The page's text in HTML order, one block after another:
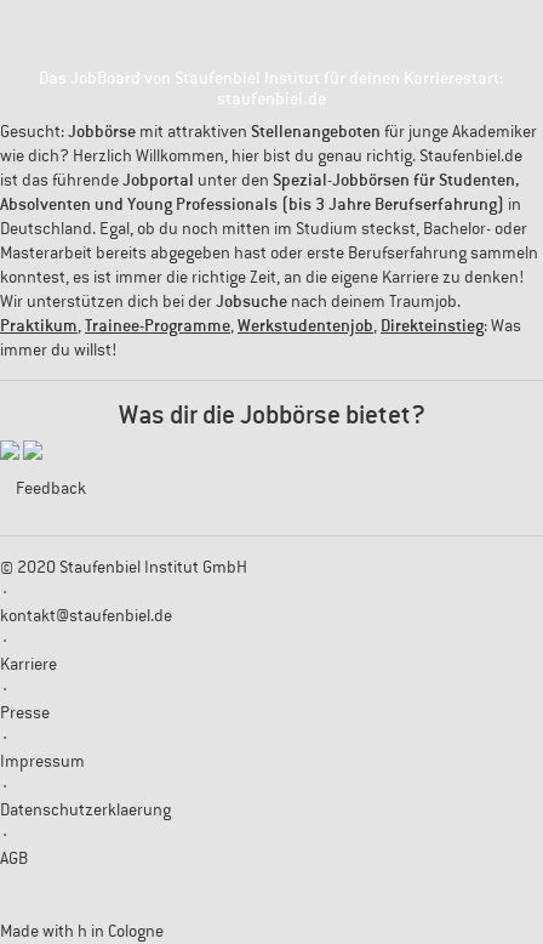
Das JobBoard von Staufenbiel Institut für deinen Karrierestart:
staufenbiel.de
Gesucht:Jobbörse mit attraktiven Stellenangeboten für junge Akademiker
wie dich? Herzlich Willkommen, hier bist du genau richtig. Staufenbiel.de
ist das führendeJobportal unter den Spezial-Jobbörsen für Studenten,
Absolventen und Young Professionals (bis 3 Jahre Berufserfahrung) in
Deutschland. Egal, ob du noch mitten im Studium steckst, Bachelor- oder
Masterarbeit bereits abgegeben hast oder erste Berufserfahrung sammeln
konntest, es ist immer die richtige Zeit, an die eigene Karriere zu denken!
Wir unterstützen dich bei derJobsuche nach deinem Traumjob.
Praktikum Trainee-Programme Werkstudentenjob Direkteinstieg: Was
immer du willst!
Was dir die Jobbörse bietet?
Feedback
© 2020 Staufenbiel Institut GmbH
·
kontakt@staufenbiel.de
·
Karriere
·
Presse
·
Impressum
·
Datenschutzerklaerung
·
AGB
Made with h in Cologne